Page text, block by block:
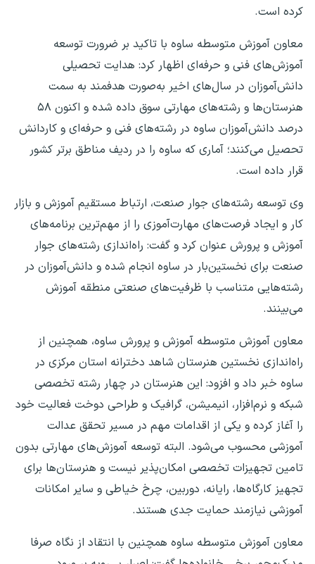
کرده است.
معاون آموزش متوسطه ساوه با تاکید بر ضرورت توسعه
آموزش‌های فنی و حرفه‌ای اظهار کرد: هدایت تحصیلی
دانش‌آموزان در سال‌های اخیر به‌صورت هدفمند به سمت
هنرستان‌ها و رشته‌های مهارتی سوق داده شده و اکنون ۵۸
درصد دانش‌آموزان ساوه در رشته‌های فنی و حرفه‌ای و کاردانش
تحصیل می‌کنند؛ آماری که ساوه را در ردیف مناطق برتر کشور
قرار داده است.
وی توسعه رشته‌های جوار صنعت، ارتباط مستقیم آموزش و بازار
کار و ایجاد فرصت‌های مهارت‌آموزی را از مهم‌ترین برنامه‌های
آموزش و پرورش عنوان کرد و گفت: راه‌اندازی رشته‌های جوار
صنعت برای نخستین‌بار در ساوه انجام شده و دانش‌آموزان در
رشته‌هایی متناسب با ظرفیت‌های صنعتی منطقه آموزش
می‌بینند.
معاون آموزش متوسطه آموزش و پرورش ساوه، همچنین از
راه‌اندازی نخستین هنرستان شاهد دخترانه استان مرکزی در
ساوه خبر داد و افزود: این هنرستان در چهار رشته تخصصی
شبکه و نرم‌افزار، انیمیشن، گرافیک و طراحی دوخت فعالیت خود
را آغاز کرده و یکی از اقدامات مهم در مسیر تحقق عدالت
آموزشی محسوب می‌شود. البته توسعه آموزش‌های مهارتی بدون
تامین تجهیزات تخصصی امکان‌پذیر نیست و هنرستان‌ها برای
تجهیز کارگاه‌ها، رایانه، دوربین، چرخ خیاطی و سایر امکانات
آموزشی نیازمند حمایت جدی هستند.
معاون آموزش متوسطه ساوه همچنین با انتقاد از نگاه صرفا